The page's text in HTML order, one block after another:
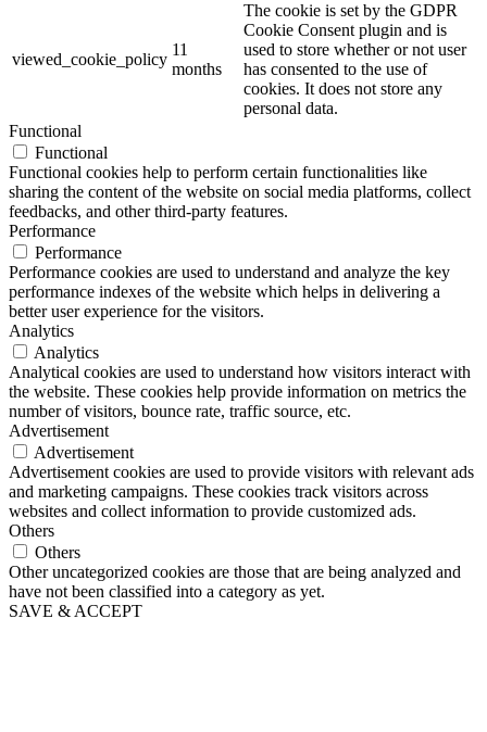
viewed_cookie_policy
11
months
The cookie is set by the GDPR
Cookie Consent plugin and is
used to store whether or not user
has consented to the use of
cookies. It does not store any
personal data.
Functional
Functional
Functional cookies help to perform certain functionalities like
sharing the content of the website on social media platforms, collect
feedbacks, and other third-party features.
Performance
Performance
Performance cookies are used to understand and analyze the key
performance indexes of the website which helps in delivering a
better user experience for the visitors.
Analytics
Analytics
Analytical cookies are used to understand how visitors interact with
the website. These cookies help provide information on metrics the
number of visitors, bounce rate, traffic source, etc.
Advertisement
Advertisement
Advertisement cookies are used to provide visitors with relevant ads
and marketing campaigns. These cookies track visitors across
websites and collect information to provide customized ads.
Others
Others
Other uncategorized cookies are those that are being analyzed and
have not been classified into a category as yet.
SAVE & ACCEPT